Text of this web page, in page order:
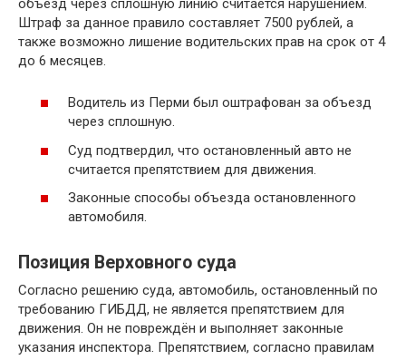
Штраф за данное правило составляет 7500 рублей, а
также возможно лишение водительских прав на срок от 4
до 6 месяцев.
Водитель из Перми был оштрафован за объезд
через сплошную.
Суд подтвердил, что остановленный авто не
считается препятствием для движения.
Законные способы объезда остановленного
автомобиля.
Позиция Верховного суда
Согласно решению суда, автомобиль, остановленный по
требованию ГИБДД, не является препятствием для
движения. Он не повреждён и выполняет законные
указания инспектора. Препятствием, согласно правилам